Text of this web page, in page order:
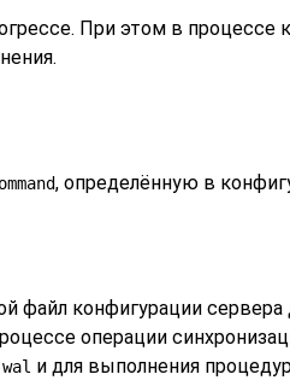
При этом в процессе
, определённую в
файл конфигурации
операции
и для выполнения